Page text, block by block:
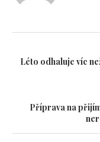
Léto odhaluje víc
Příprava na